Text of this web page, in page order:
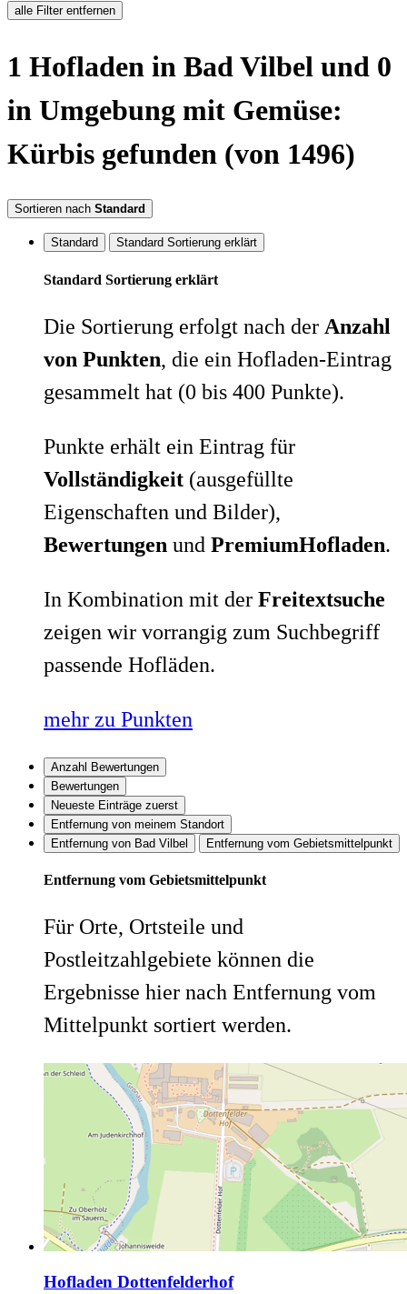
alle Filter entfernen
1 Hofladen in Bad Vilbel und 0
in Umgebung mit Gemüse:
Kürbis gefunden (von 1496)
Sortieren nach Standard
Standard Standard Sortierung erklärt
Standard Sortierung erklärt
Die Sortierung erfolgt nach der Anzahl
von Punkten, die ein Hofladen-Eintrag
gesammelt hat (0 bis 400 Punkte).
Punkte erhält ein Eintrag für
Vollständigkeit (ausgefüllte
Eigenschaften und Bilder),
Bewertungen und PremiumHofladen.
In Kombination mit der Freitextsuche
zeigen wir vorrangig zum Suchbegriff
passende Hofläden.
mehr zu Punkten
Anzahl Bewertungen
Bewertungen
Neueste Einträge zuerst
Entfernung von meinem Standort
Entfernung von Bad Vilbel
Entfernung vom Gebietsmittelpunkt
Entfernung vom Gebietsmittelpunkt
Für Orte, Ortsteile und
Postleitzahlgebiete können die
Ergebnisse hier nach Entfernung vom
Mittelpunkt sortiert werden.
Hofladen Dottenfelderhof